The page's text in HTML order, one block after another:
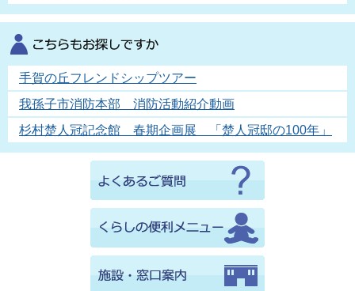
手賀の丘フレンドシップツアー
我孫子市消防本部 消防活動紹介動画
杉村楚人冠記念館 春期企画展 「楚人冠邸の100年」